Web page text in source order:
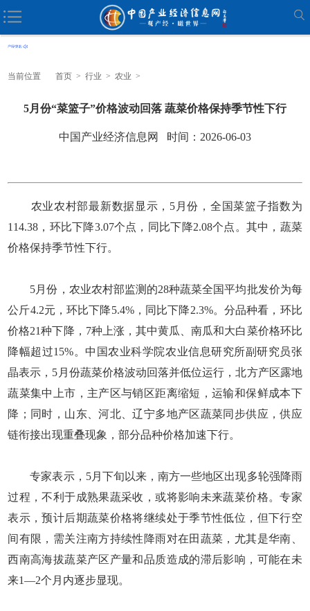
当前位置 首页 > 行业 > 农业 >
5月份“菜篮子”价格波动回落 蔬菜价格保持季节性下行
中国产业经济信息网 时间：2026-06-03
农业农村部最新数据显示，5月份，全国菜篮子指数为
114.38，环比下降3.07个点，同比下降2.08个点。其中，蔬菜
价格保持季节性下行。
5月份，农业农村部监测的28种蔬菜全国平均批发价为每
公斤4.2元，环比下降5.4%，同比下降2.3%。分品种看，环比
价格21种下降，7种上涨，其中黄瓜、南瓜和大白菜价格环比
降幅超过15%。中国农业科学院农业信息研究所副研究员张
晶表示，5月份蔬菜价格波动回落并低位运行，北方产区露地
蔬菜集中上市，主产区与销区距离缩短，运输和保鲜成本下
降；同时，山东、河北、辽宁多地产区蔬菜同步供应，供应
链衔接出现重叠现象，部分品种价格加速下行。
专家表示，5月下旬以来，南方一些地区出现多轮强降雨
过程，不利于成熟果蔬采收，或将影响未来蔬菜价格。专家
表示，预计后期蔬菜价格将继续处于季节性低位，但下行空
间有限，需关注南方持续性降雨对在田蔬菜，尤其是华南、
西南高海拔蔬菜产区产量和品质造成的滞后影响，可能在未
来1—2个月内逐步显现。